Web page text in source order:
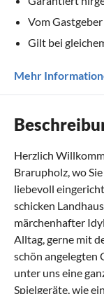
Vom
Gilt bei
Mehr
Herzlich
Brarupholz, wo
liebevoll
schicken
märchenhafter
Alltag, gerne mit
schön angelegten
unter uns eine
Spielgeräte, wie